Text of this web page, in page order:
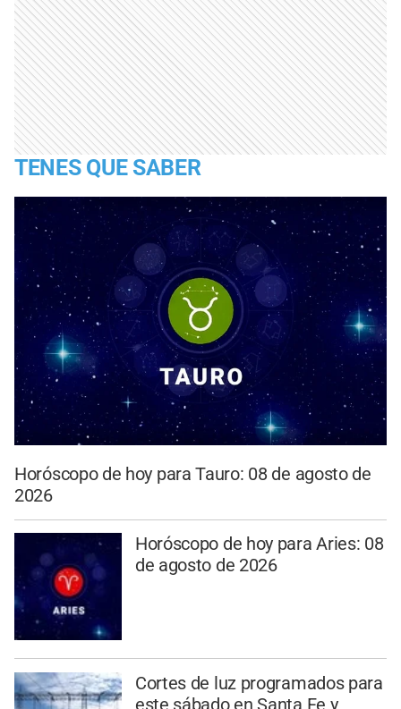
TENES QUE SABER
Horóscopo de hoy para Tauro: 08 de agosto de
2026
Horóscopo de hoy para Aries: 08
de agosto de 2026
Cortes de luz programados para
este sábado en Santa Fe y